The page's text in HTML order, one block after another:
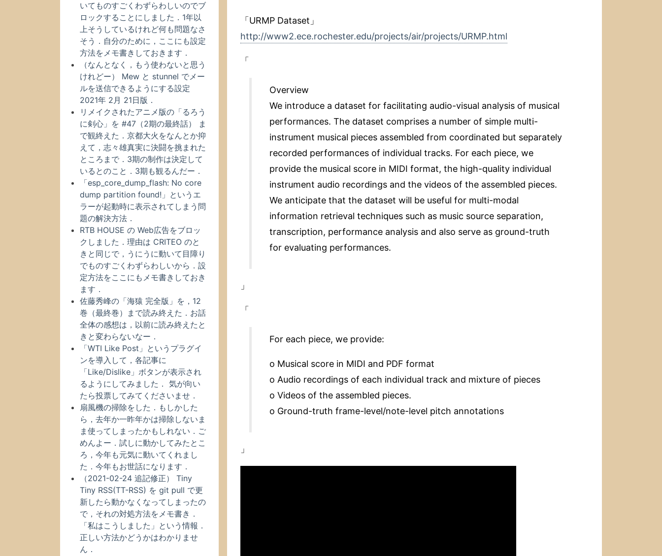
こ
思
「URMP Dataset」
http://www2.ece.rochester.edu/projects/air/projects/URMP.html
「
Overview
We introduce a dataset for facilitating audio-visual analysis of musical
performances. The dataset comprises a number of simple multi-
instrument musical pieces assembled from coordinated but separately
recorded performances of individual tracks. For each piece, we
provide the musical score in MIDI format, the high-quality individual
instrument audio recordings and the videos of the assembled pieces.
We anticipate that the dataset will be useful for multi-modal
information retrieval techniques such as music source separation,
transcription, performance analysis and also serve as ground-truth
for evaluating performances.
」
「
For each piece, we provide:
o Musical score in MIDI and PDF format
o Audio recordings of each individual track and mixture of pieces
o Videos of the assembled pieces.
o Ground-truth frame-level/note-level pitch annotations
」
いてものすごくわずらわしいのでブ
ロックすることにしました．1年以
上そうしているけれど何も問題なさ
そう．自分のために，ここにも設定
方法をメモ書きしておきます．
（なんとなく，もう使わないと思う
けれどー） Mew と stunnel でメー
ルを送信できるようにする設定
2021年 2月 21日版．
リメイクされたアニメ版の「るろう
に剣心」を #47（2期の最終話） ま
で観終えた．京都大火をなんとか抑
えて，志々雄真実に決闘を挑まれた
ところまで．3期の制作は決定して
いるとのこと．3期も観るんだー．
「esp_core_dump_flash: No core
dump partition found!」というエ
ラーが起動時に表示されてしまう問
題の解決方法．
RTB HOUSE の Web広告をブロッ
クしました．理由は CRITEO のと
きと同じで，うにうに動いて目障り
でものすごくわずらわしいから．設
定方法をここにもメモ書きしておき
ます．
佐藤秀峰の「海猿 完全版」を，12
巻（最終巻）まで読み終えた．お話
全体の感想は，以前に読み終えたと
きと変わらないなー．
「WTI Like Post」というプラグイ
ンを導入して，各記事に
「Like/Dislike」ボタンが表示され
るようにしてみました． 気が向い
たら投票してみてくださいませ．
扇風機の掃除をした．もしかした
ら，去年か一昨年かは掃除しないま
ま使ってしまったかもしれない．ご
めんよー．試しに動かしてみたとこ
ろ，今年も元気に動いてくれまし
た．今年もお世話になります．
（2021-02-24 追記修正） Tiny
Tiny RSS(TT-RSS) を git pull で更
新したら動かなくなってしまったの
で，それの対処方法をメモ書き．
「私はこうしました」という情報．
正しい方法かどうかはわかりませ
ん．